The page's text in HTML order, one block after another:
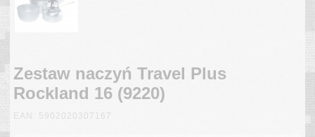
Zestaw naczyń Travel Plus
Rockland 16 (9220)
EAN: 5902020307167